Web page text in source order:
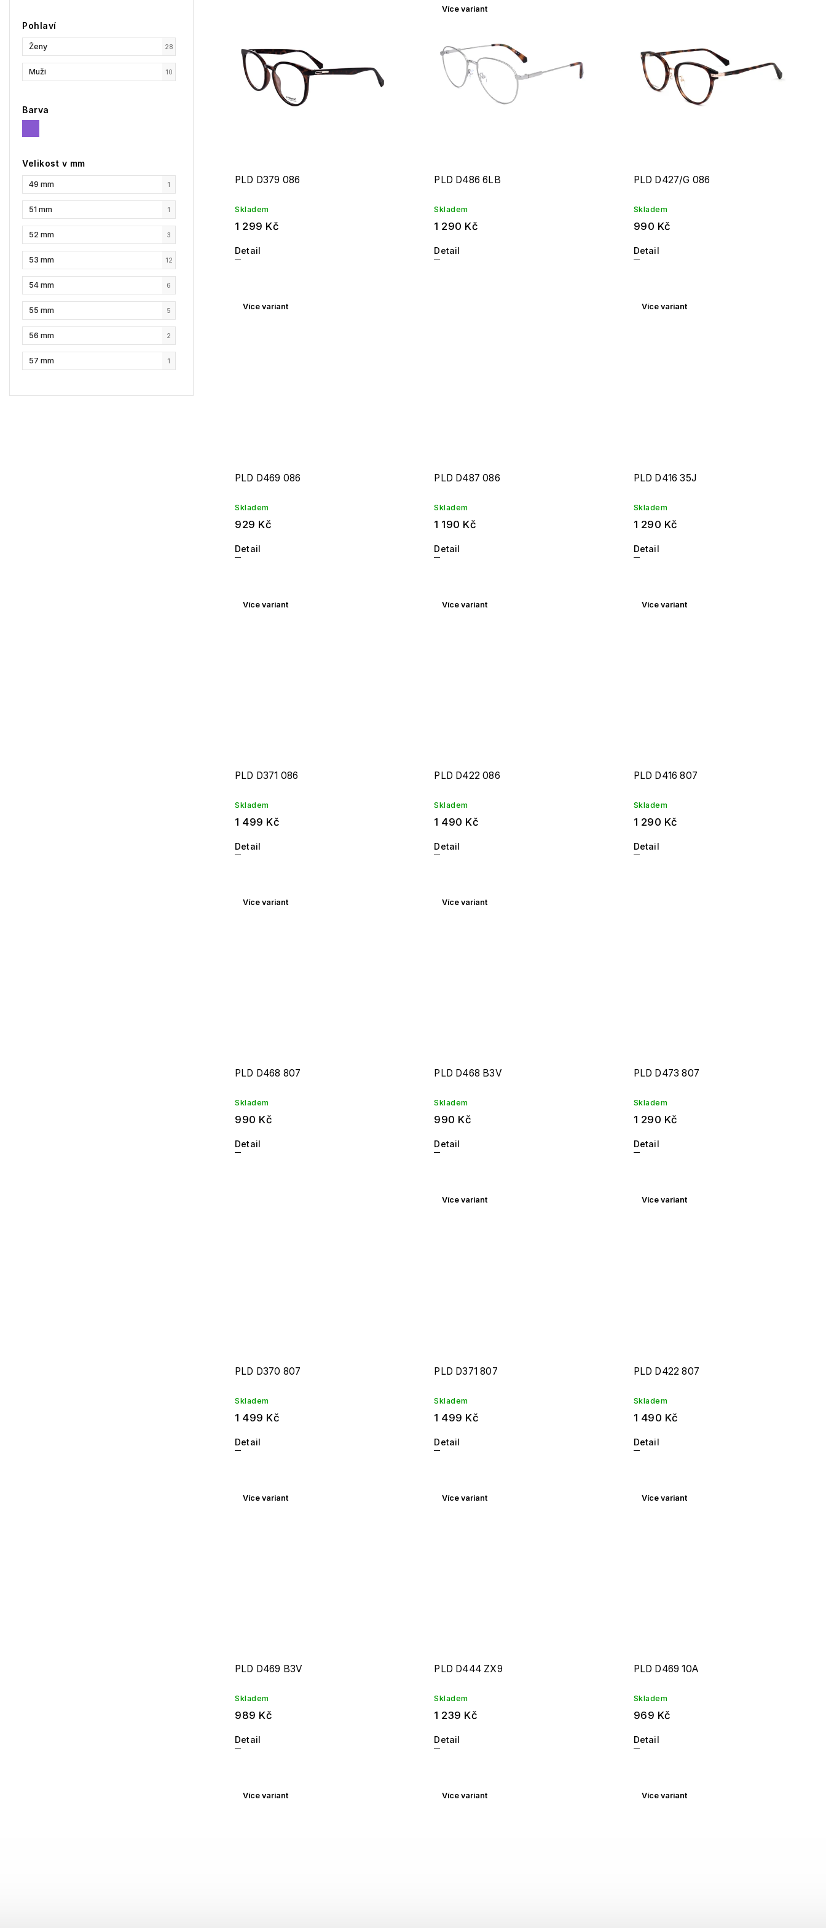
Pohlaví
Ženy 28
Muži 10
Barva
Velikost v mm
49 mm 1
51 mm 1
52 mm 3
53 mm 12
54 mm 6
55 mm 5
56 mm 2
57 mm 1
PLD D379 086
Skladem
1 299 Kč
Detail
Více variant
PLD D486 6LB
Skladem
1 290 Kč
Detail
PLD D427/G 086
Skladem
990 Kč
Detail
Více variant
PLD D469 086
Skladem
929 Kč
Detail
PLD D487 086
Skladem
1 190 Kč
Detail
Více variant
PLD D416 35J
Skladem
1 290 Kč
Detail
Více variant
PLD D371 086
Skladem
1 499 Kč
Detail
Více variant
PLD D422 086
Skladem
1 490 Kč
Detail
Více variant
PLD D416 807
Skladem
1 290 Kč
Detail
Více variant
PLD D468 807
Skladem
990 Kč
Detail
Více variant
PLD D468 B3V
Skladem
990 Kč
Detail
PLD D473 807
Skladem
1 290 Kč
Detail
PLD D370 807
Skladem
1 499 Kč
Detail
Více variant
PLD D371 807
Skladem
1 499 Kč
Detail
Více variant
PLD D422 807
Skladem
1 490 Kč
Detail
Více variant
PLD D469 B3V
Skladem
989 Kč
Detail
Více variant
PLD D444 ZX9
Skladem
1 239 Kč
Detail
Více variant
PLD D469 10A
Skladem
969 Kč
Detail
Více variant Více variant Více variant